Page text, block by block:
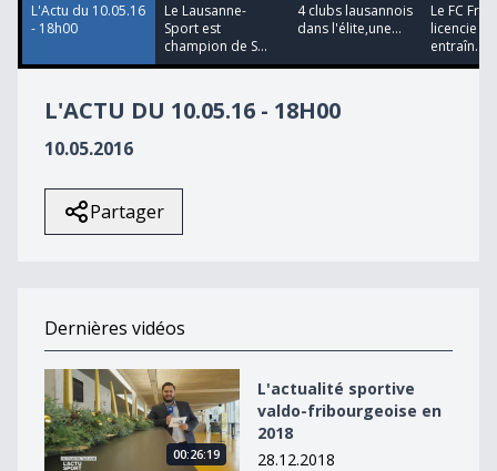
L'Actu du 10.05.16
- 18h00
Le Lausanne-
Sport est
champion de S...
4 clubs lausannois
dans l'élite,une...
Le FC
licencie
entraîn...
L'ACTU DU 10.05.16 - 18H00
10.05.2016
Partager
Dernières vidéos
L&#039;actualité sportive valdo-fribourgeoise en 2018
00:26:19
L'actualité sportive
valdo-fribourgeoise en
2018
28.12.2018